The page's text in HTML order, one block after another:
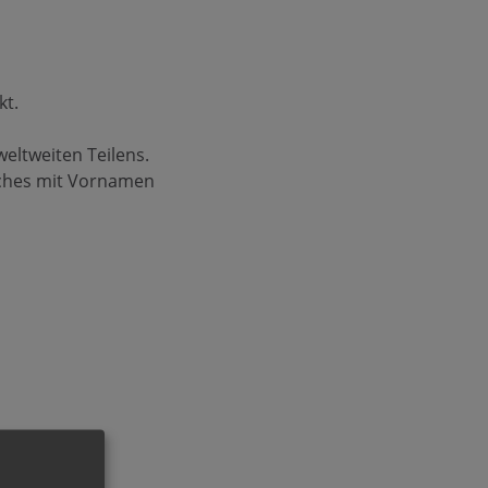
Teilens.
mit Vornamen